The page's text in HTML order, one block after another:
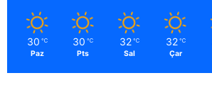
30 ℃
Paz
30 ℃
Pts
32 ℃
Sal
32 ℃
Çar